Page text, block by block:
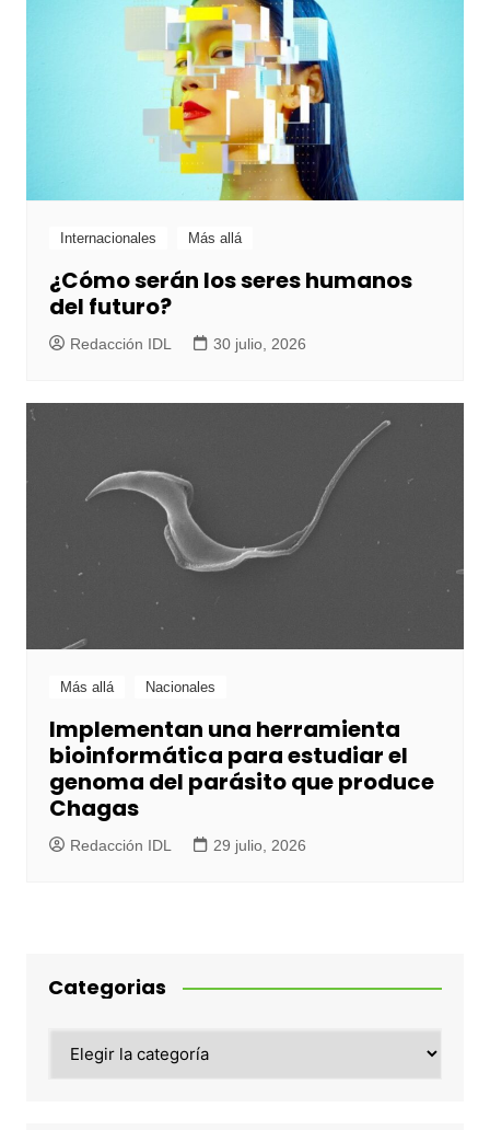
Internacionales Más allá
¿Cómo serán los seres humanos
del futuro?
Redacción IDL 30 julio, 2026
Más allá Nacionales
Implementan una herramienta
bioinformática para estudiar el
genoma del parásito que produce
Chagas
Redacción IDL 29 julio, 2026
Categorias